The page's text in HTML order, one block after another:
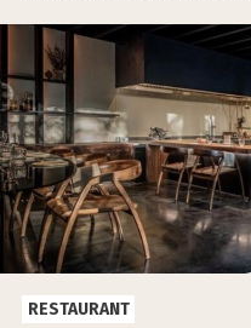
RESTAURANT